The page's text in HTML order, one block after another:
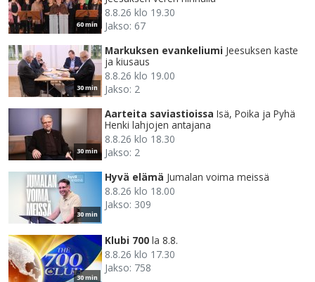
60 min
8.8.26 klo 19.30
Jakso: 67
30 min
Markuksen evankeliumi Jeesuksen kaste
ja kiusaus
8.8.26 klo 19.00
Jakso: 2
30 min
Aarteita saviastioissa Isä, Poika ja Pyhä
Henki lahjojen antajana
8.8.26 klo 18.30
Jakso: 2
30 min
Hyvä elämä Jumalan voima meissä
8.8.26 klo 18.00
Jakso: 309
30 min
Klubi 700 la 8.8.
8.8.26 klo 17.30
Jakso: 758